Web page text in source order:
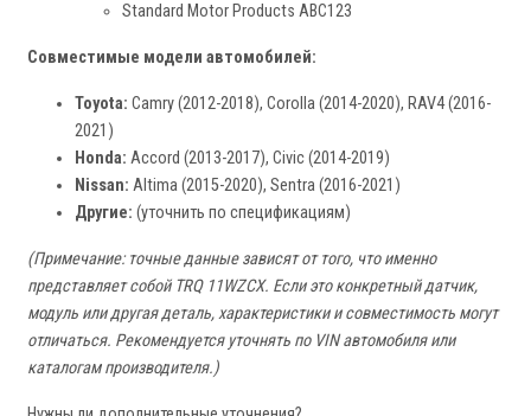
Standard Motor Products ABC123
Совместимые модели автомобилей:
Toyota: Camry (2012-2018), Corolla (2014-2020), RAV4 (2016-
2021)
Honda: Accord (2013-2017), Civic (2014-2019)
Nissan: Altima (2015-2020), Sentra (2016-2021)
Другие: (уточнить по спецификациям)
(Примечание: точные данные зависят от того, что именно
представляет собой TRQ 11WZCX. Если это конкретный датчик,
модуль или другая деталь, характеристики и совместимость могут
отличаться. Рекомендуется уточнять по VIN автомобиля или
каталогам производителя.)